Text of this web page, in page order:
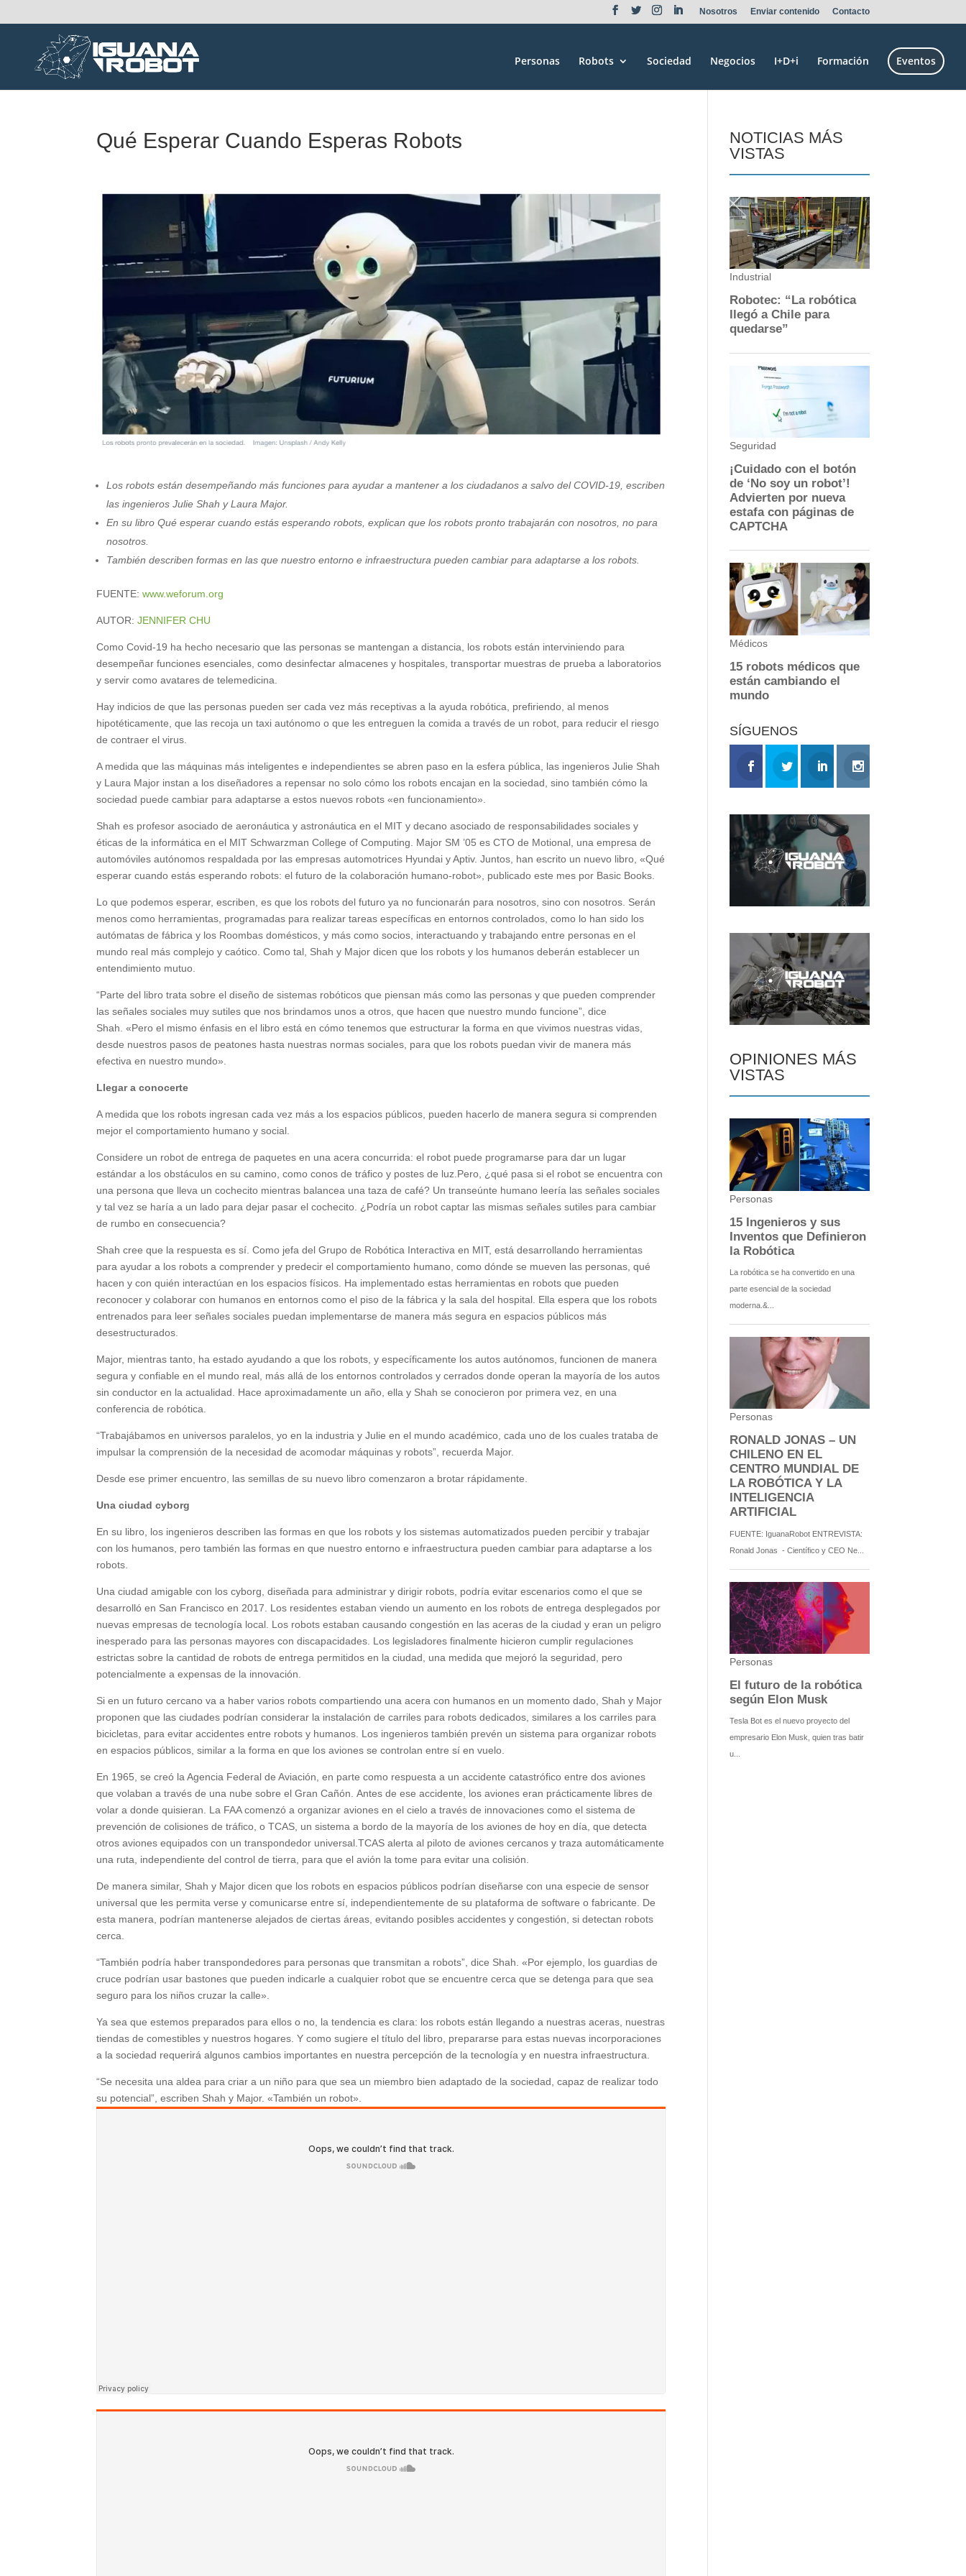
Nosotros Enviar contenido Contacto
Personas Robots Sociedad Negocios I+D+i Formación Eventos
Qué Esperar Cuando Esperas Robots
Los robots están desempeñando más funciones para ayudar a mantener a los ciudadanos a salvo del COVID-19, escriben
las ingenieros Julie Shah y Laura Major.
En su libro Qué esperar cuando estás esperando robots, explican que los robots pronto trabajarán con nosotros, no para
nosotros.
También describen formas en las que nuestro entorno e infraestructura pueden cambiar para adaptarse a los robots.
FUENTE:www.weforum.org
AUTOR:JENNIFER CHU
Como Covid-19 ha hecho necesario que las personas se mantengan a distancia, los robots están interviniendo para
desempeñar funciones esenciales, como desinfectar almacenes y hospitales, transportar muestras de prueba a laboratorios
y servir como avatares de telemedicina.
Hay indicios de que las personas pueden ser cada vez más receptivas a la ayuda robótica, prefiriendo, al menos
hipotéticamente, que las recoja un taxi autónomo o que les entreguen la comida a través de un robot, para reducir el riesgo
de contraer el virus.
A medida que las máquinas más inteligentes e independientes se abren paso en la esfera pública, las ingenieros Julie Shah
y Laura Major instan a los diseñadores a repensar no solo cómo los robots encajan en la sociedad, sino también cómo la
sociedad puede cambiar para adaptarse a estos nuevos robots «en funcionamiento».
Shah es profesor asociado de aeronáutica y astronáutica en el MIT y decano asociado de responsabilidades sociales y
éticas de la informática en el MIT Schwarzman College of Computing. Major SM ’05 es CTO de Motional, una empresa de
automóviles autónomos respaldada por las empresas automotrices Hyundai y Aptiv. Juntos, han escrito un nuevo libro, «Qué
esperar cuando estás esperando robots: el futuro de la colaboración humano-robot», publicado este mes por Basic Books.
Lo que podemos esperar, escriben, es que los robots del futuro ya no funcionarán para nosotros, sino con nosotros. Serán
menos como herramientas, programadas para realizar tareas específicas en entornos controlados, como lo han sido los
autómatas de fábrica y los Roombas domésticos, y más como socios, interactuando y trabajando entre personas en el
mundo real más complejo y caótico. Como tal, Shah y Major dicen que los robots y los humanos deberán establecer un
entendimiento mutuo.
“Parte del libro trata sobre el diseño de sistemas robóticos que piensan más como las personas y que pueden comprender
las señales sociales muy sutiles que nos brindamos unos a otros, que hacen que nuestro mundo funcione”, dice
Shah. «Pero el mismo énfasis en el libro está en cómo tenemos que estructurar la forma en que vivimos nuestras vidas,
desde nuestros pasos de peatones hasta nuestras normas sociales, para que los robots puedan vivir de manera más
efectiva en nuestro mundo».
Llegar a conocerte
A medida que los robots ingresan cada vez más a los espacios públicos, pueden hacerlo de manera segura si comprenden
mejor el comportamiento humano y social.
Considere un robot de entrega de paquetes en una acera concurrida: el robot puede programarse para dar un lugar
estándar a los obstáculos en su camino, como conos de tráfico y postes de luz.Pero, ¿qué pasa si el robot se encuentra con
una persona que lleva un cochecito mientras balancea una taza de café? Un transeúnte humano leería las señales sociales
y tal vez se haría a un lado para dejar pasar el cochecito. ¿Podría un robot captar las mismas señales sutiles para cambiar
de rumbo en consecuencia?
Shah cree que la respuesta es sí. Como jefa del Grupo de Robótica Interactiva en MIT, está desarrollando herramientas
para ayudar a los robots a comprender y predecir el comportamiento humano, como dónde se mueven las personas, qué
hacen y con quién interactúan en los espacios físicos. Ha implementado estas herramientas en robots que pueden
reconocer y colaborar con humanos en entornos como el piso de la fábrica y la sala del hospital. Ella espera que los robots
entrenados para leer señales sociales puedan implementarse de manera más segura en espacios públicos más
desestructurados.
Major, mientras tanto, ha estado ayudando a que los robots, y específicamente los autos autónomos, funcionen de manera
segura y confiable en el mundo real, más allá de los entornos controlados y cerrados donde operan la mayoría de los autos
sin conductor en la actualidad. Hace aproximadamente un año, ella y Shah se conocieron por primera vez, en una
conferencia de robótica.
“Trabajábamos en universos paralelos, yo en la industria y Julie en el mundo académico, cada uno de los cuales trataba de
impulsar la comprensión de la necesidad de acomodar máquinas y robots”, recuerda Major.
Desde ese primer encuentro, las semillas de su nuevo libro comenzaron a brotar rápidamente.
Una ciudad cyborg
En su libro, los ingenieros describen las formas en que los robots y los sistemas automatizados pueden percibir y trabajar
con los humanos, pero también las formas en que nuestro entorno e infraestructura pueden cambiar para adaptarse a los
robots.
Una ciudad amigable con los cyborg, diseñada para administrar y dirigir robots, podría evitar escenarios como el que se
desarrolló en San Francisco en 2017. Los residentes estaban viendo un aumento en los robots de entrega desplegados por
nuevas empresas de tecnología local. Los robots estaban causando congestión en las aceras de la ciudad y eran un peligro
inesperado para las personas mayores con discapacidades. Los legisladores finalmente hicieron cumplir regulaciones
estrictas sobre la cantidad de robots de entrega permitidos en la ciudad, una medida que mejoró la seguridad, pero
potencialmente a expensas de la innovación.
Si en un futuro cercano va a haber varios robots compartiendo una acera con humanos en un momento dado, Shah y Major
proponen que las ciudades podrían considerar la instalación de carriles para robots dedicados, similares a los carriles para
bicicletas, para evitar accidentes entre robots y humanos. Los ingenieros también prevén un sistema para organizar robots
en espacios públicos, similar a la forma en que los aviones se controlan entre sí en vuelo.
En 1965, se creó la Agencia Federal de Aviación, en parte como respuesta a un accidente catastrófico entre dos aviones
que volaban a través de una nube sobre el Gran Cañón. Antes de ese accidente, los aviones eran prácticamente libres de
volar a donde quisieran. La FAA comenzó a organizar aviones en el cielo a través de innovaciones como el sistema de
prevención de colisiones de tráfico, o TCAS, un sistema a bordo de la mayoría de los aviones de hoy en día, que detecta
otros aviones equipados con un transpondedor universal.TCAS alerta al piloto de aviones cercanos y traza automáticamente
una ruta, independiente del control de tierra, para que el avión la tome para evitar una colisión.
De manera similar, Shah y Major dicen que los robots en espacios públicos podrían diseñarse con una especie de sensor
universal que les permita verse y comunicarse entre sí, independientemente de su plataforma de software o fabricante. De
esta manera, podrían mantenerse alejados de ciertas áreas, evitando posibles accidentes y congestión, si detectan robots
cerca.
“También podría haber transpondedores para personas que transmitan a robots”, dice Shah. «Por ejemplo, los guardias de
cruce podrían usar bastones que pueden indicarle a cualquier robot que se encuentre cerca que se detenga para que sea
seguro para los niños cruzar la calle».
Ya sea que estemos preparados para ellos o no, la tendencia es clara: los robots están llegando a nuestras aceras, nuestras
tiendas de comestibles y nuestros hogares. Y como sugiere el título del libro, prepararse para estas nuevas incorporaciones
a la sociedad requerirá algunos cambios importantes en nuestra percepción de la tecnología y en nuestra infraestructura.
“Se necesita una aldea para criar a un niño para que sea un miembro bien adaptado de la sociedad, capaz de realizar todo
su potencial”, escriben Shah y Major. «También un robot».
NOTICIAS MÁS
VISTAS
SÍGUENOS
OPINIONES MÁS
VISTAS